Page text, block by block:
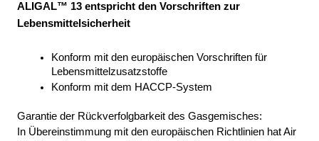
ALIGAL™ 13 entspricht den Vorschriften zur
Lebensmittelsicherheit
Konform mit den europäischen Vorschriften für
Lebensmittelzusatzstoffe
Konform mit dem HACCP-System
Garantie der Rückverfolgbarkeit des Gasgemisches:
In Übereinstimmung mit den europäischen Richtlinien hat Air